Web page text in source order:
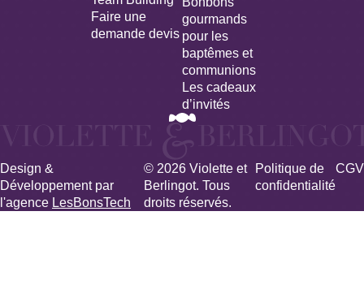
Faire une
demande devis
gourmands
pour les
baptêmes et
communions
Les cadeaux
d’invités
Design &
Développement par
l'agence LesBonsTech
© 2026 Violette et
Berlingot. Tous
droits réservés.
Politique de
confidentialité
CGV